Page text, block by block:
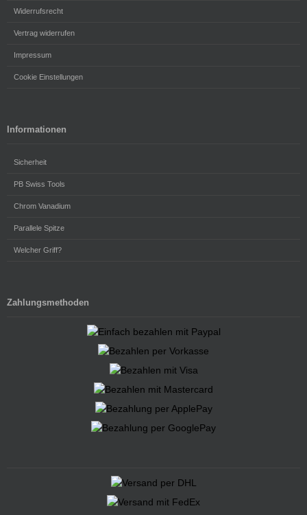
Widerrufsrecht
Vertrag widerrufen
Impressum
Cookie Einstellungen
Informationen
Sicherheit
PB Swiss Tools
Chrom Vanadium
Parallele Spitze
Welcher Griff?
Zahlungsmethoden